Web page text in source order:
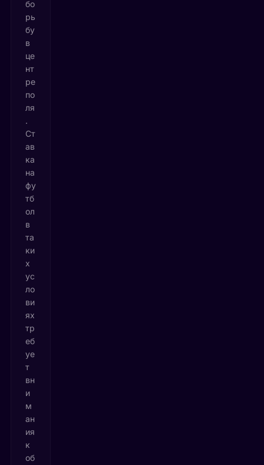
бо
рь
бу
в
це
нт
ре
по
ля
.
Ст
ав
ка
на
фу
тб
ол
в
та
ки
х
ус
ло
ви
ях
тр
еб
уе
т
вн
и
м
ан
ия
к
об